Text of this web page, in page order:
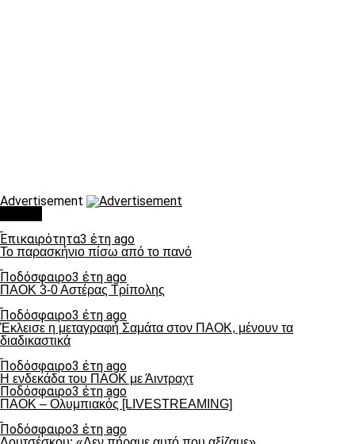
Advertisement
Επικαιρότητα3 έτη ago
Το παρασκήνιο πίσω από το πανό
Ποδόσφαιρο3 έτη ago
ΠΑΟΚ 3-0 Αστέρας Τρίπολης
Ποδόσφαιρο3 έτη ago
Έκλεισε η μεταγραφή Σαμάτα στον ΠΑΟΚ, μένουν τα
διαδικαστικά
Ποδόσφαιρο3 έτη ago
Η ενδεκάδα του ΠΑΟΚ με Άιντραχτ
Ποδόσφαιρο3 έτη ago
ΠΑΟΚ – Ολυμπιακός [LIVESTREAMING]
Ποδόσφαιρο3 έτη ago